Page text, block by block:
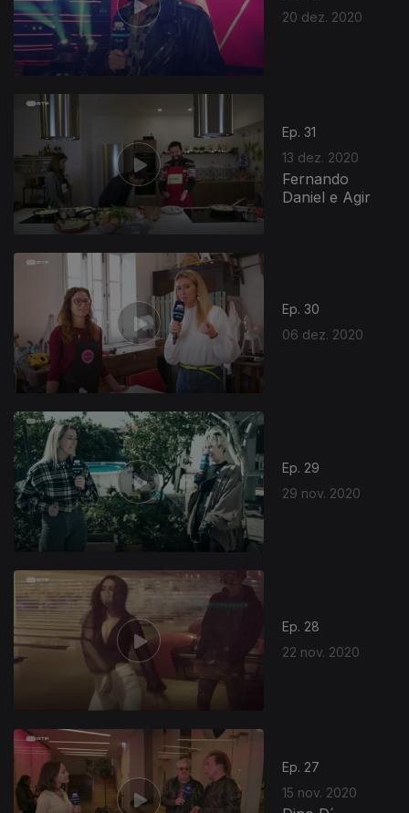
20 dez. 2020
Ep. 31
13 dez. 2020
Fernando
Daniel e Agir
Ep. 30
06 dez. 2020
Ep. 29
29 nov. 2020
Ep. 28
22 nov. 2020
Ep. 27
15 nov. 2020
506251